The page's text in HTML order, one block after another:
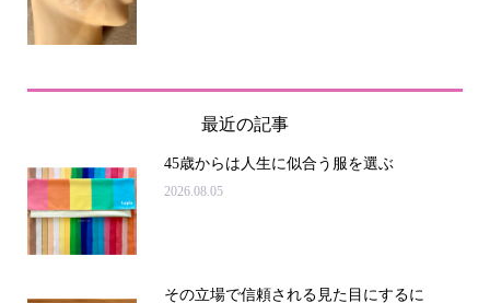
最近の記事
45歳からは人生に似合う服を選ぶ
2026.08.05
その立場で信頼される見た目にするに